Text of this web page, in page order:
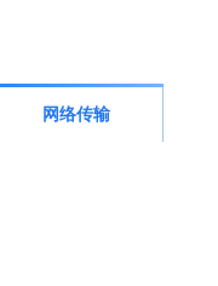
网络传输